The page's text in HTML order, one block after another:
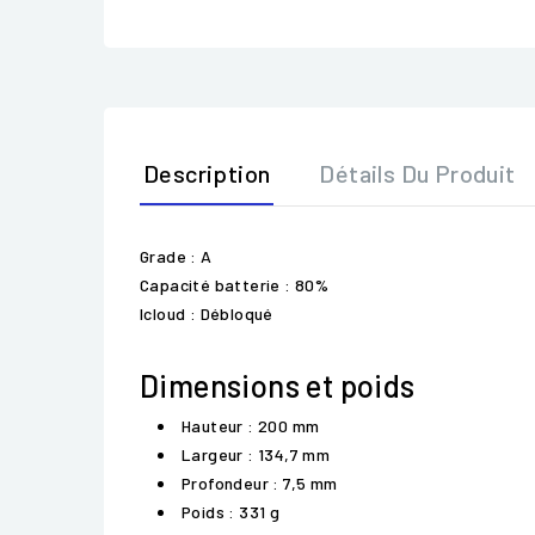
Description Détails Du Produit
Grade : A
Capacité batterie : 80%
Icloud : Débloqué
Dimensions et poids
Hauteur : 200 mm
Largeur : 134,7 mm
Profondeur : 7,5 mm
Poids : 331 g